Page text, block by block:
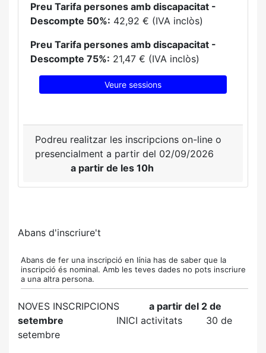
Preu Tarifa persones amb discapacitat -
Descompte 50%: 42,92 € (IVA inclòs)
Preu Tarifa persones amb discapacitat -
Descompte 75%: 21,47 € (IVA inclòs)
Veure sessions
Podreu realitzar les inscripcions on-line o
presencialment a partir del 02/09/2026
a partir de les 10h
Abans d'inscriure't
Abans de fer una inscripció en línia has de saber que la
inscripció és nominal. Amb les teves dades no pots inscriure
a una altra persona.
NOVES INSCRIPCIONS a partir del 2 de
setembre
INICI activitats
30 de
setembre